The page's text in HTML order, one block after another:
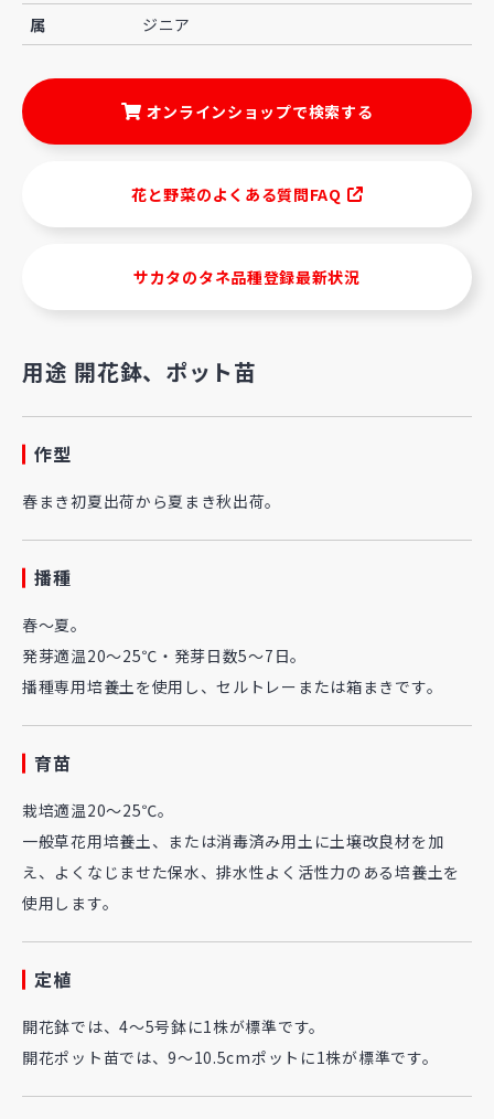
属
ジニア
オンラインショップで検索する
花と野菜のよくある質問FAQ
サカタのタネ品種登録最新状況
用途 開花鉢、ポット苗
作型
春まき初夏出荷から夏まき秋出荷。
播種
春～夏。
発芽適温20～25℃・発芽日数5～7日。
播種専用培養土を使用し、セルトレーまたは箱まきです。
育苗
栽培適温20～25℃。
一般草花用培養土、または消毒済み用土に土壌改良材を加
え、よくなじませた保水、排水性よく活性力のある培養土を
使用します。
定植
開花鉢では、4～5号鉢に1株が標準です。
開花ポット苗では、9～10.5cmポットに1株が標準です。